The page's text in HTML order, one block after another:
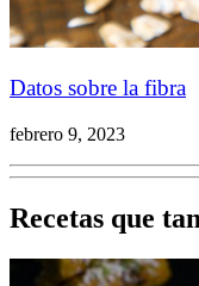
Datos sobre la fibra
febrero 9, 2023
Recetas que